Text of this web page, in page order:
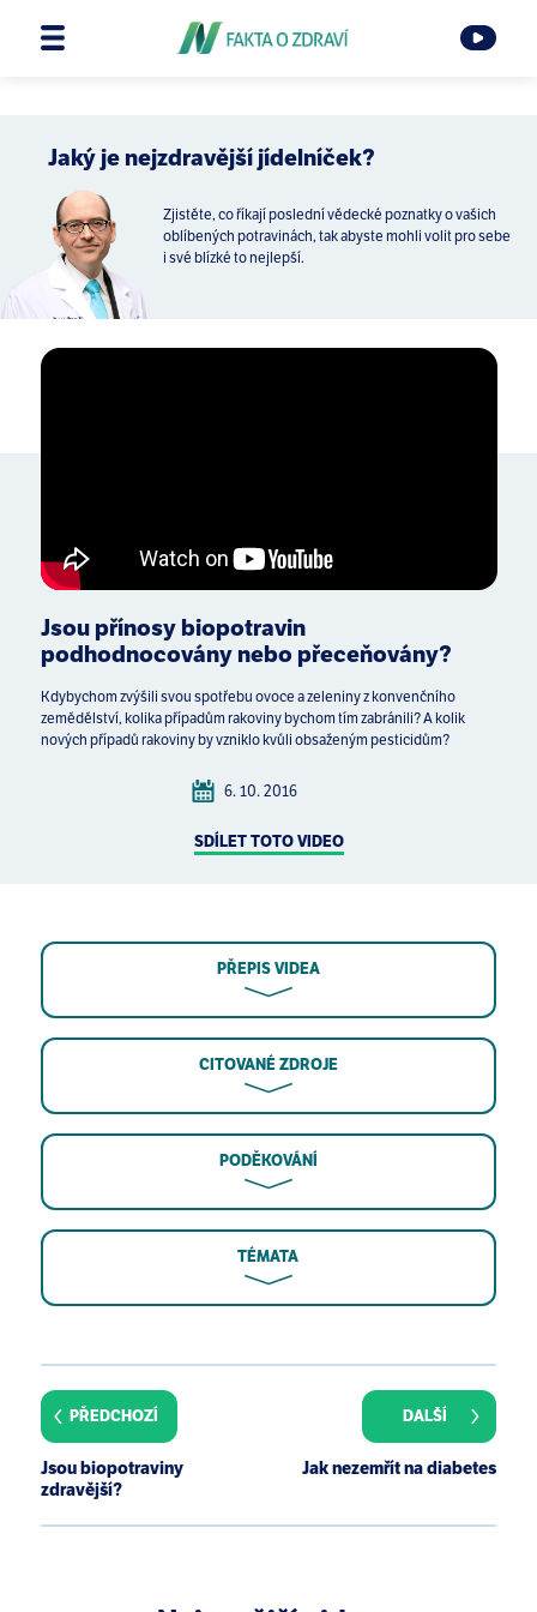
Jaký je nejzdravější jídelníček?
Zjistěte, co říkají poslední vědecké poznatky o vašich
oblíbených potravinách, tak abyste mohli volit pro sebe
i své blízké to nejlepší.
Jsou přínosy biopotravin
podhodnocovány nebo přeceňovány?
Kdybychom zvýšili svou spotřebu ovoce a zeleniny z konvenčního
zemědělství, kolika případům rakoviny bychom tím zabránili? A kolik
nových případů rakoviny by vzniklo kvůli obsaženým pesticidům?
6. 10. 2016
SDÍLET TOTO VIDEO
PŘEPIS VIDEA
CITOVANÉ ZDROJE
PODĚKOVÁNÍ
TÉMATA
perceptions? Food Quality and Preference Volume
29, Issue 1, July 2013, Pages 33–39.
R Reiss, J Johnston, K Tucker, J M DeSesso, C L Keen.
Estimation of cancer risks and benefits associated
vegetables. Food Chem Toxicol. 2012
PŘEDCHOZÍ
Jsou biopotraviny
zdravější?
Jak nezemřít na diabetes
DALŠÍ